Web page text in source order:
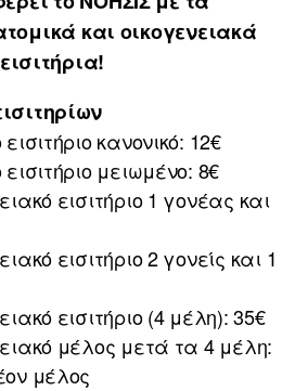
και οικογενειακά
εισιτήρια!
κανονικό: 12€
μειωμένο: 8€
εισιτήριο 1 γονέας και
εισιτήριο 2 γονείς και 1
εισιτήριο (4 μέλη): 35€
μέλος μετά τα 4 μέλη:
μέλος